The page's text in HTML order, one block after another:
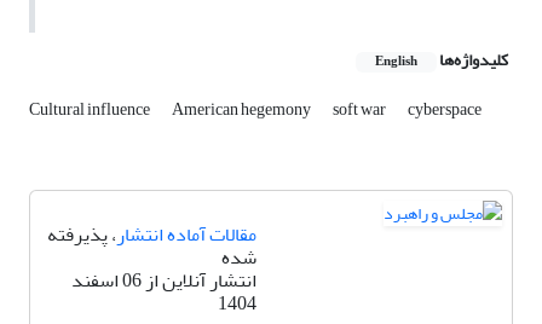
کلیدواژه‌ها English
Cultural influence American hegemony soft war cyberspace
مقالات آماده انتشار، پذیرفته
شده
انتشار آنلاین از 06 اسفند
1404